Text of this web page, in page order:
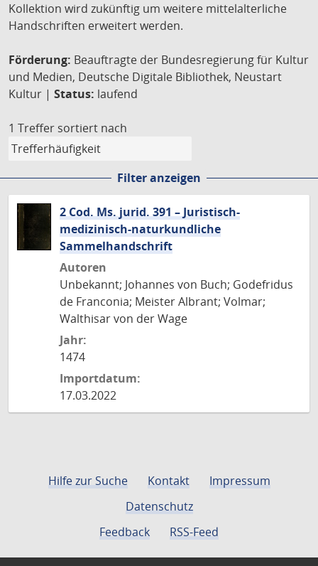
Kollektion wird zukünftig um weitere mittelalterliche
Handschriften erweitert werden.
Förderung: Beauftragte der Bundesregierung für Kultur
und Medien, Deutsche Digitale Bibliothek, Neustart
Kultur | Status: laufend
1 Treffer sortiert nach
Filter anzeigen
2 Cod. Ms. jurid. 391 – Juristisch-
medizinisch-naturkundliche
Sammelhandschrift
Autoren
Unbekannt; Johannes von Buch; Godefridus
de Franconia; Meister Albrant; Volmar;
Walthisar von der Wage
Jahr:
1474
Importdatum:
17.03.2022
Hilfe zur Suche Kontakt
Impressum
Datenschutz
Feedback
RSS-Feed